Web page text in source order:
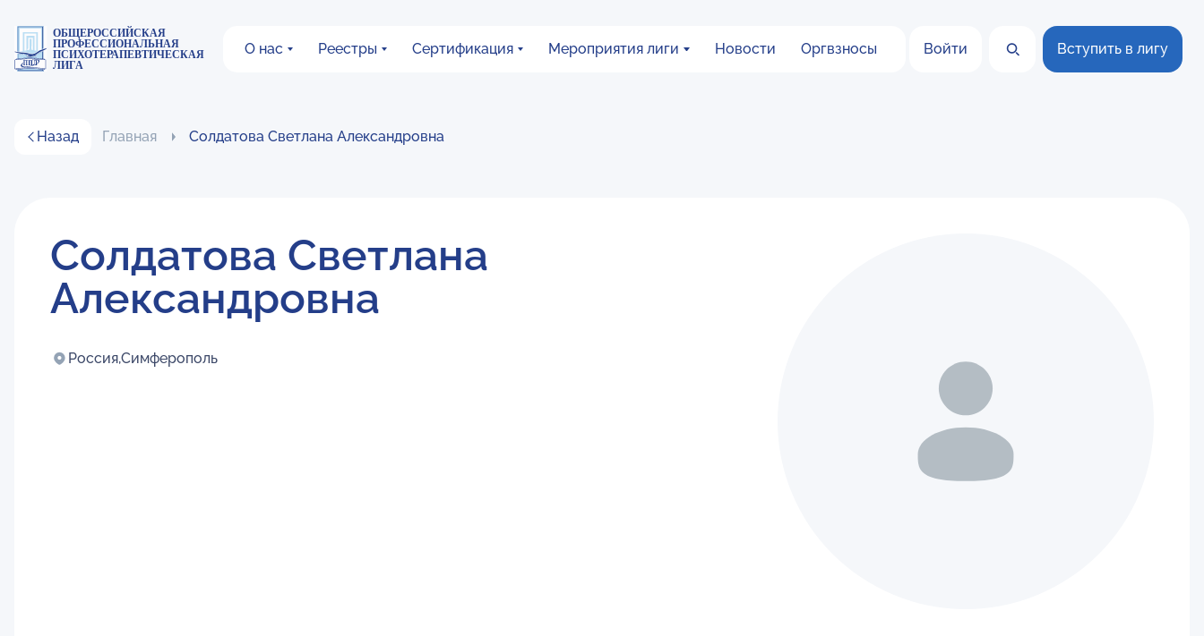
ОБЩЕРОССИЙСКАЯ
ПРОФЕССИОНАЛЬНАЯ
ПСИХОТЕРАПЕВТИЧЕСКАЯ
ЛИГА
О нас Реестры Сертификация Мероприятия лиги Новости Оргвзносы Войти Вступить в лигу
Назад Главная Солдатова Светлана Александровна
Солдатова Светлана
Александровна
Россия,Симферополь